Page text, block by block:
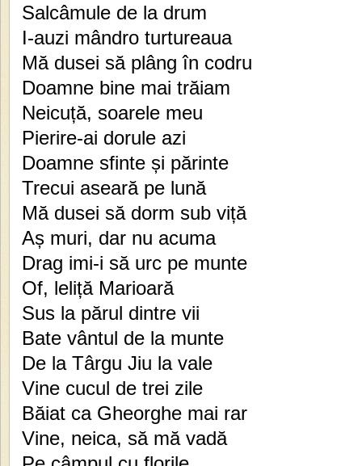
Salcâmule de la drum
I-auzi mândro turtureaua
Mă dusei să plâng în codru
Doamne bine mai trăiam
Neicuță, soarele meu
Pierire-ai dorule azi
Doamne sfinte și părinte
Trecui aseară pe lună
Mă dusei să dorm sub viță
Aș muri, dar nu acuma
Drag imi-i să urc pe munte
Of, leliță Marioară
Sus la părul dintre vii
Bate vântul de la munte
De la Târgu Jiu la vale
Vine cucul de trei zile
Băiat ca Gheorghe mai rar
Vine, neica, să mă vadă